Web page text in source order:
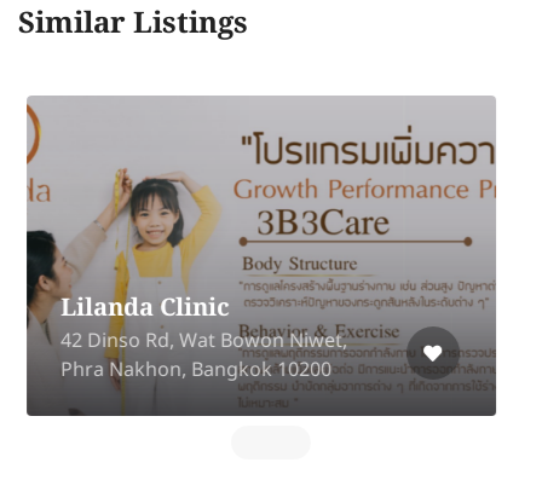
Similar Listings
Arix Clinic
Marché Thonglor 4 Floor, 146
Sukhumvit Road, Khlong Tan Nuea,
Watthana, Bangkok 10110